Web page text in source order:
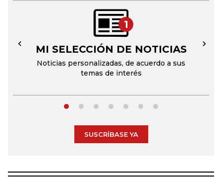
1
MI SELECCIÓN DE NOTICIAS
Noticias personalizadas, de acuerdo a sus
temas de interés
← →
SUSCRÍBASE YA